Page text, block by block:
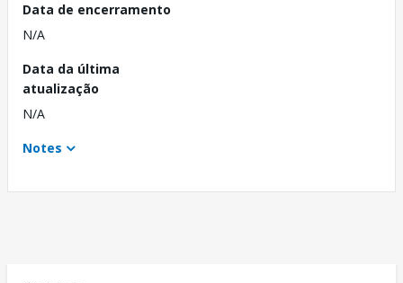
Data de encerramento
N/A
Data da última
atualização
N/A
Notes